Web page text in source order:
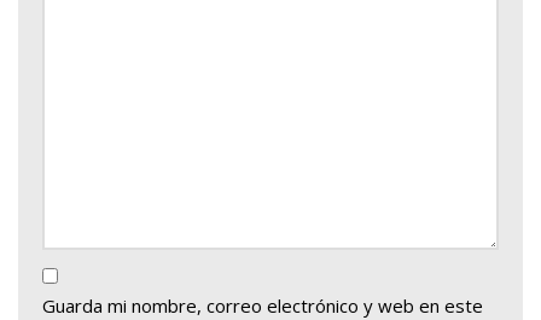
Guarda mi nombre, correo electrónico y web en este